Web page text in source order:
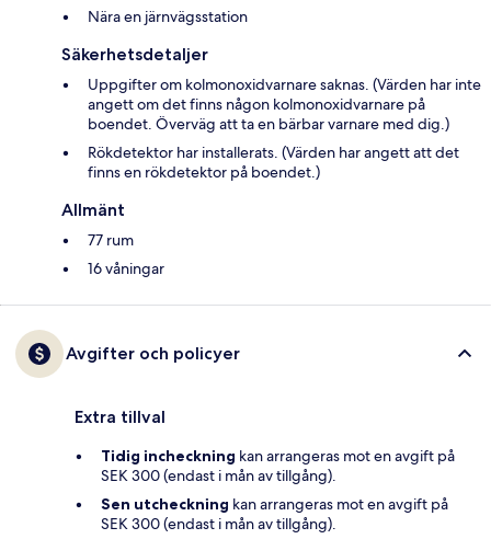
Nära en järnvägsstation
Säkerhetsdetaljer
Uppgifter om kolmonoxidvarnare saknas. (Värden har inte
angett om det finns någon kolmonoxidvarnare på
boendet. Överväg att ta en bärbar varnare med dig.)
Rökdetektor har installerats. (Värden har angett att det
finns en rökdetektor på boendet.)
Allmänt
77 rum
16 våningar
Avgifter och policyer
Extra tillval
Tidig incheckning kan arrangeras mot en avgift på
SEK 300 (endast i mån av tillgång).
Sen utcheckning kan arrangeras mot en avgift på
SEK 300 (endast i mån av tillgång).